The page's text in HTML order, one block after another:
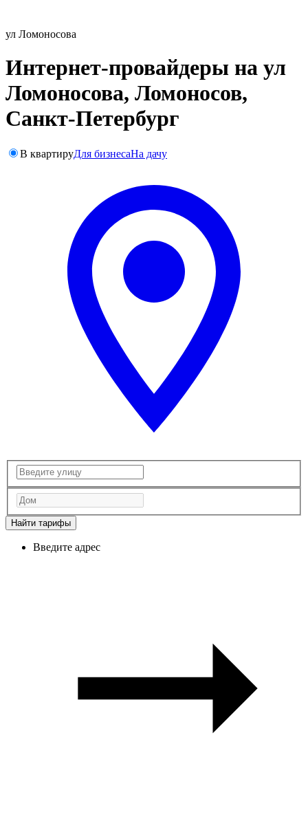
ул Ломоносова
Интернет-провайдеры на ул
Ломоносова, Ломоносов,
Санкт-Петербург
В квартируДля бизнесаНа дачу
Найти тарифы
Введите адрес